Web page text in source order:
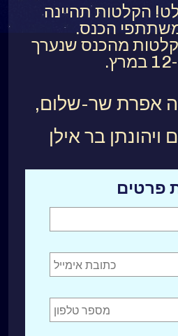
הקלטות תהיינה
הכנס.
מהכנס שנערך
אפרת שר-שלום,
ויהונתן בר אילן
פרטים